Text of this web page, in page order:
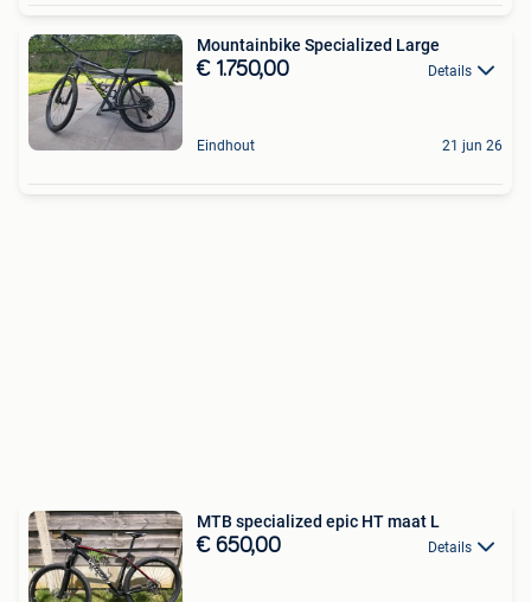
Mountainbike Specialized Large
€ 1.750,00 Details
Eindhout 21 jun 26
MTB specialized epic HT maat L
€ 650,00 Details